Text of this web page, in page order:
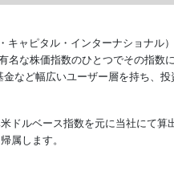
キャピタル・インターナショナル
名な株価指数のひとつでその指
など幅広いユーザー層を持ち、
ドルベース指数を元に当社にて算
属します。